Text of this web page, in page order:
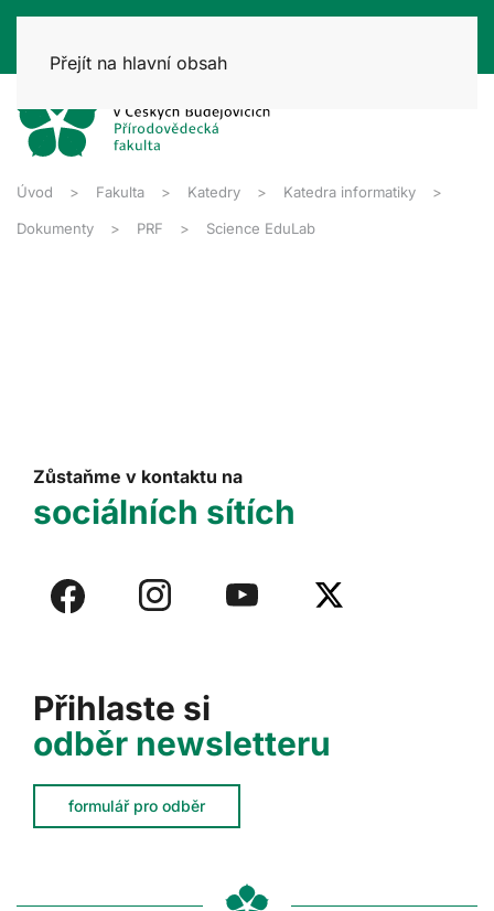
Přejít na hlavní obsah
Úvod Fakulta Katedry Katedra informatiky
Dokumenty PRF Science EduLab
Přihlaste si
odběr newsletteru
formulář pro odběr
Zůstaňme v kontaktu na
sociálních sítích